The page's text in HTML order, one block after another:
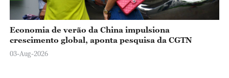
Economia de verão da China impulsiona
crescimento global, aponta pesquisa da CGTN
03-Aug-2026